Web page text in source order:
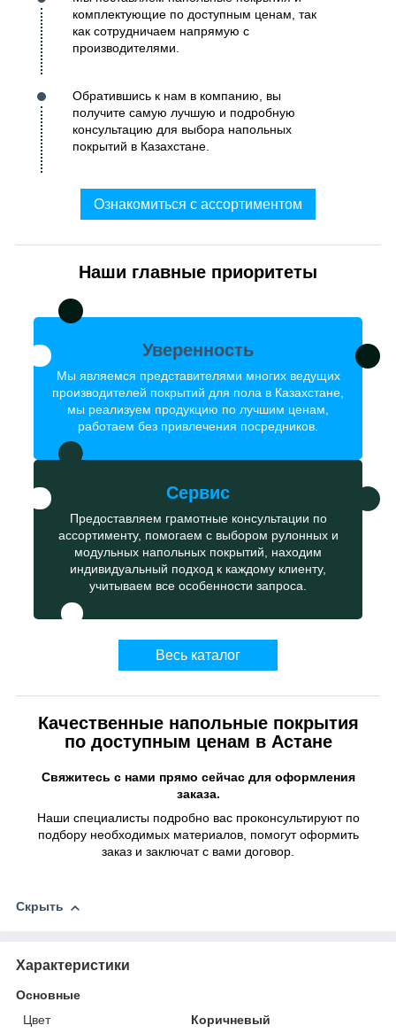
комплектующие по доступным ценам, так
как сотрудничаем напрямую с
производителями.
Обратившись к нам в компанию, вы
получите самую лучшую и подробную
консультацию для выбора напольных
покрытий в Казахстане.
Ознакомиться с ассортиментом
Наши главные приоритеты
Уверенность
Мы являемся представителями многих ведущих
производителей покрытий для пола в Казахстане,
мы реализуем продукцию по лучшим ценам,
работаем без привлечения посредников.
Сервис
Предоставляем грамотные консультации по
ассортименту, помогаем с выбором рулонных и
модульных напольных покрытий, находим
индивидуальный подход к каждому клиенту,
учитываем все особенности запроса.
Весь каталог
Качественные напольные покрытия
по доступным ценам в Астане
Свяжитесь с нами прямо сейчас для оформления
заказа.
Наши специалисты подробно вас проконсультируют по
подбору необходимых материалов, помогут оформить
заказ и заключат с вами договор.
Скрыть
Характеристики
Основные
Цвет
Коричневый